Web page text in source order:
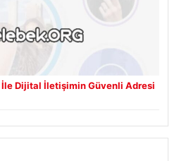
Dijital İletişimin Güvenli Adresi